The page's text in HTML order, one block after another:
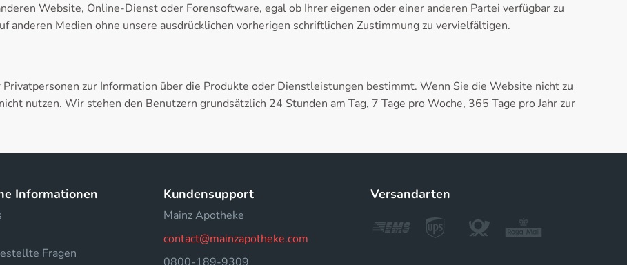
Website, Online-Dienst oder Forensoftware, egal ob Ihrer eigenen oder einer anderen Partei verfügbar zu
anderen Medien ohne unsere ausdrücklichen vorherigen schriftlichen Zustimmung zu vervielfältigen.
zur Information über die Produkte oder Dienstleistungen bestimmt. Wenn Sie die Website nicht zu
nutzen. Wir stehen den Benutzern grundsätzlich 24 Stunden am Tag, 7 Tage pro Woche, 365 Tage pro Jahr zur
Informationen
Fragen
Kundensupport
Mainz Apotheke
contact@mainzapotheke.com
Versandarten